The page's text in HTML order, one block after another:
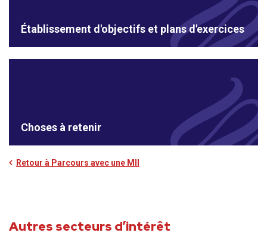
Établissement d'objectifs et plans d'exercices
Choses à retenir
Retour à Parcours avec une MII
Autres secteurs d’intérêt